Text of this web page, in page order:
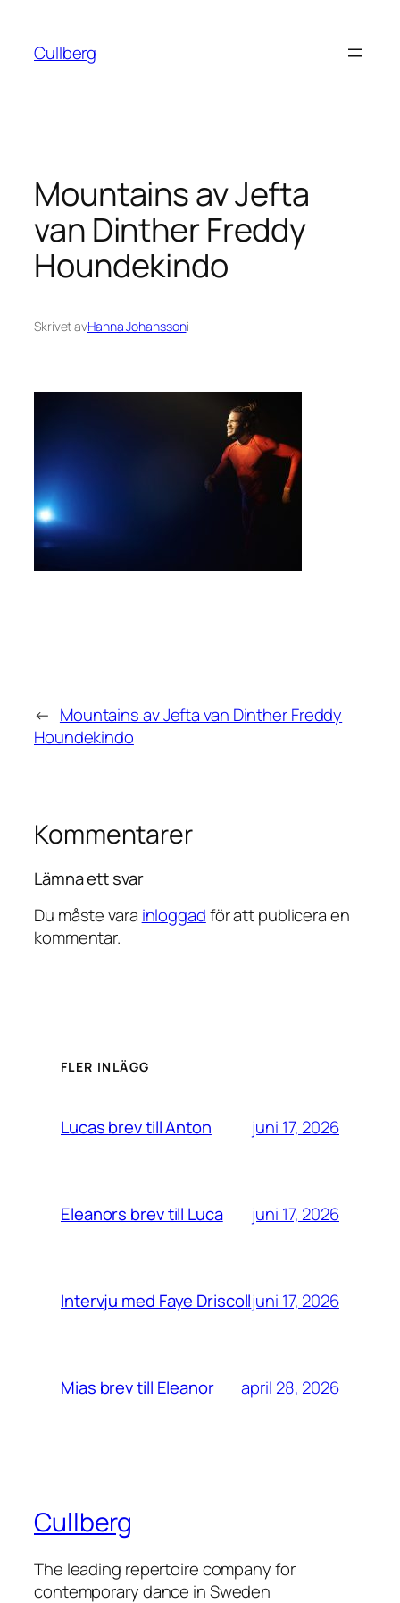
innehåll
Cullberg
Mountains av Jefta
van Dinther Freddy
Houndekindo
Skrivet avHanna Johanssoni
← Mountains av Jefta van Dinther Freddy
Houndekindo
Kommentarer
Lämna ett svar
Du måste vara inloggadför att publicera en
kommentar.
FLER INLÄGG
Lucas brev till Anton juni 17, 2026
Eleanors brev till Luca juni 17, 2026
Intervju med Faye Driscolljuni 17, 2026
Mias brev till Eleanor april 28, 2026
Cullberg
The leading repertoire company for
contemporary dance in Sweden